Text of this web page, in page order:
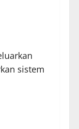
sistem